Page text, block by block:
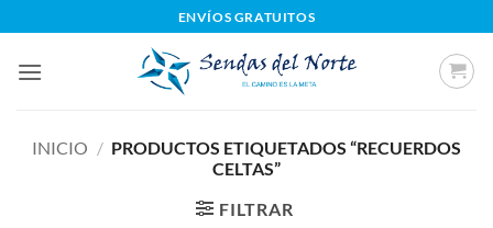
al
contenido
ENVÍOS GRATUITOS
INICIO / PRODUCTOS ETIQUETADOS “RECUERDOS
CELTAS”
FILTRAR